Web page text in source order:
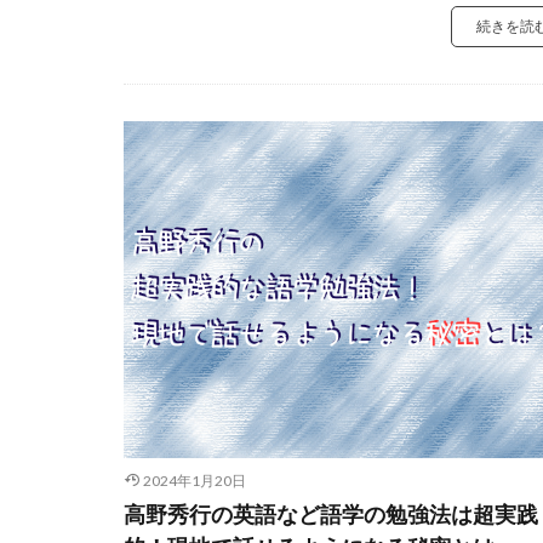
続きを読
2024年1月20日
高野秀行の英語など語学の勉強法は超実践